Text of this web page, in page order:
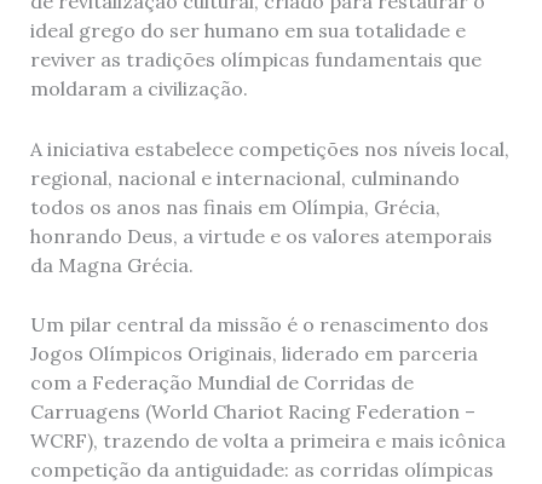
ideal grego do ser humano em sua totalidade e
reviver as tradições olímpicas fundamentais que
moldaram a civilização.
A iniciativa estabelece competições nos níveis local,
regional, nacional e internacional, culminando
todos os anos nas finais em Olímpia, Grécia,
honrando Deus, a virtude e os valores atemporais
da Magna Grécia.
Um pilar central da missão é o renascimento dos
Jogos Olímpicos Originais, liderado em parceria
com a Federação Mundial de Corridas de
Carruagens (World Chariot Racing Federation –
WCRF), trazendo de volta a primeira e mais icônica
competição da antiguidade: as corridas olímpicas